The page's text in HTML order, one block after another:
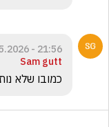
21:56 - 03.05.2026
Sam gutt
כמובו שלא